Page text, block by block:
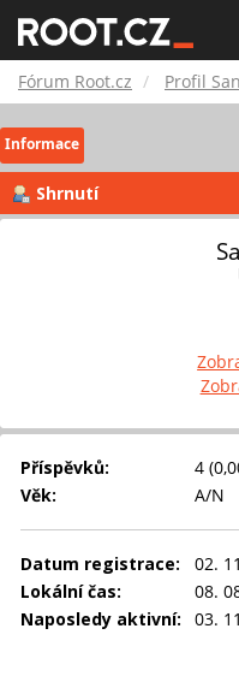
Fórum Root.cz Profil
Informace
Shrnutí
Příspěvků:
4
Věk:
A/N
Datum registrace:
02.
Lokální čas:
08.
Naposledy aktivní:
03.